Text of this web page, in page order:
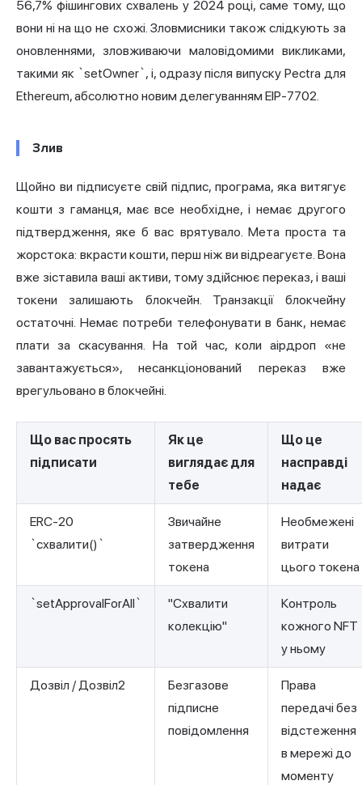
56,7% фішингових схвалень у 2024 році, саме тому, що
вони ні на що не схожі. Зловмисники також слідкують за
оновленнями, зловживаючи маловідомими викликами,
такими як `setOwner`, і, одразу після випуску Pectra для
Ethereum, абсолютно новим делегуванням EIP-7702.
Злив
Щойно ви підписуєте свій підпис, програма, яка витягує
кошти з гаманця, має все необхідне, і немає другого
підтвердження, яке б вас врятувало. Мета проста та
жорстока: вкрасти кошти, перш ніж ви відреагуєте. Вона
вже зіставила ваші активи, тому здійснює переказ, і ваші
токени залишають блокчейн. Транзакції блокчейну
остаточні. Немає потреби телефонувати в банк, немає
плати за скасування. На той час, коли аірдроп «не
завантажується», несанкціонований переказ вже
врегульовано в блокчейні.
Що вас просять
підписати
Як це
виглядає для
тебе
Що це
насправді
надає
ERC-20
`схвалити()`
Звичайне
затвердження
токена
Необмежені
витрати
цього токена
`setApprovalForAll`
"Схвалити
колекцію"
Контроль
кожного NFT
у ньому
Дозвіл / Дозвіл2
Безгазове
підписне
повідомлення
Права
передачі без
відстеження
в мережі до
моменту